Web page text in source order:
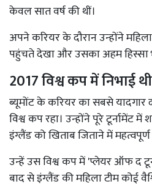
केवल सात वर्ष की थीं।
अपने करियर के दौरान उन्होंने
पहुंचते देखा और उसका अहम हिस्सा
2017 विश्व कप में निभाई
ब्यूमोंट के करियर का सबसे यादगार
विश्व कप रहा। उन्होंने पूरे टूर्नामेंट में
इंग्लैंड को खिताब जिताने में
उन्हें उस विश्व कप में 'प्लेयर ऑफ द
बाद से इंग्लैंड की महिला टीम कोई